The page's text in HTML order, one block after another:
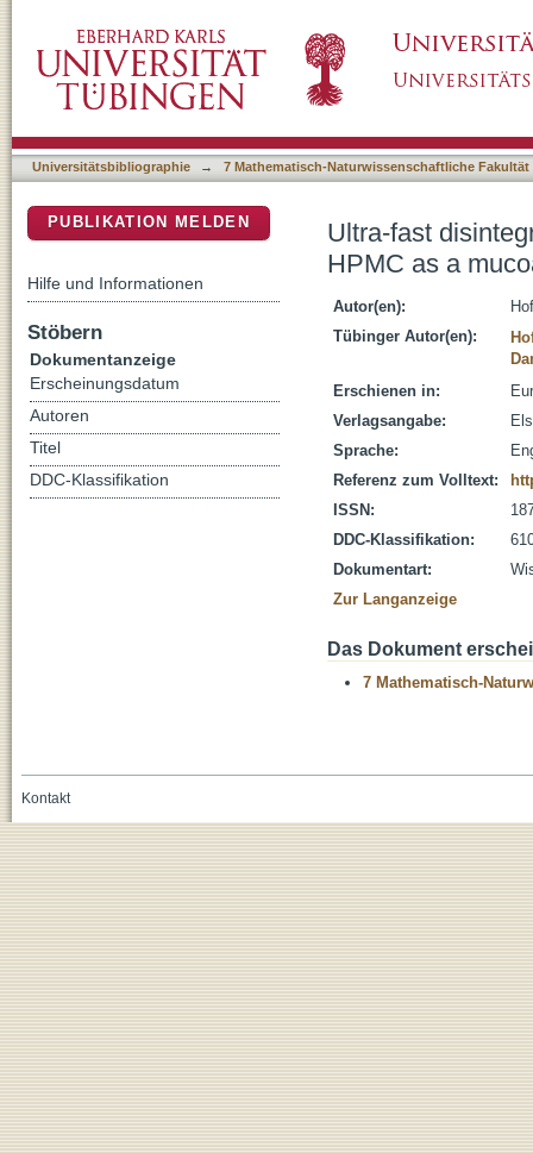
Universitätsbibliographie → 7 Mathematisch-Naturwissenschaftliche Fakultät
Ultra-fast
HPMC as a
Autor(en):
Tübinger Autor(en):
Erschienen in:
Verlagsangabe:
Sprache:
Referenz zum Volltext:
ISSN:
DDC-Klassifikation:
Dokumentart:
Zur Langanzeige
Das Dokument
7 Mathematisch-
PUBLIKATION MELDEN
Hilfe und Informationen
Stöbern
Dokumentanzeige
Erscheinungsdatum
Autoren
Titel
DDC-Klassifikation
Kontakt